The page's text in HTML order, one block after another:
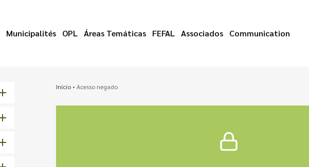
Municipalités OPL Áreas Temáticas FEFAL Associados Communication
Início• Acesso negado